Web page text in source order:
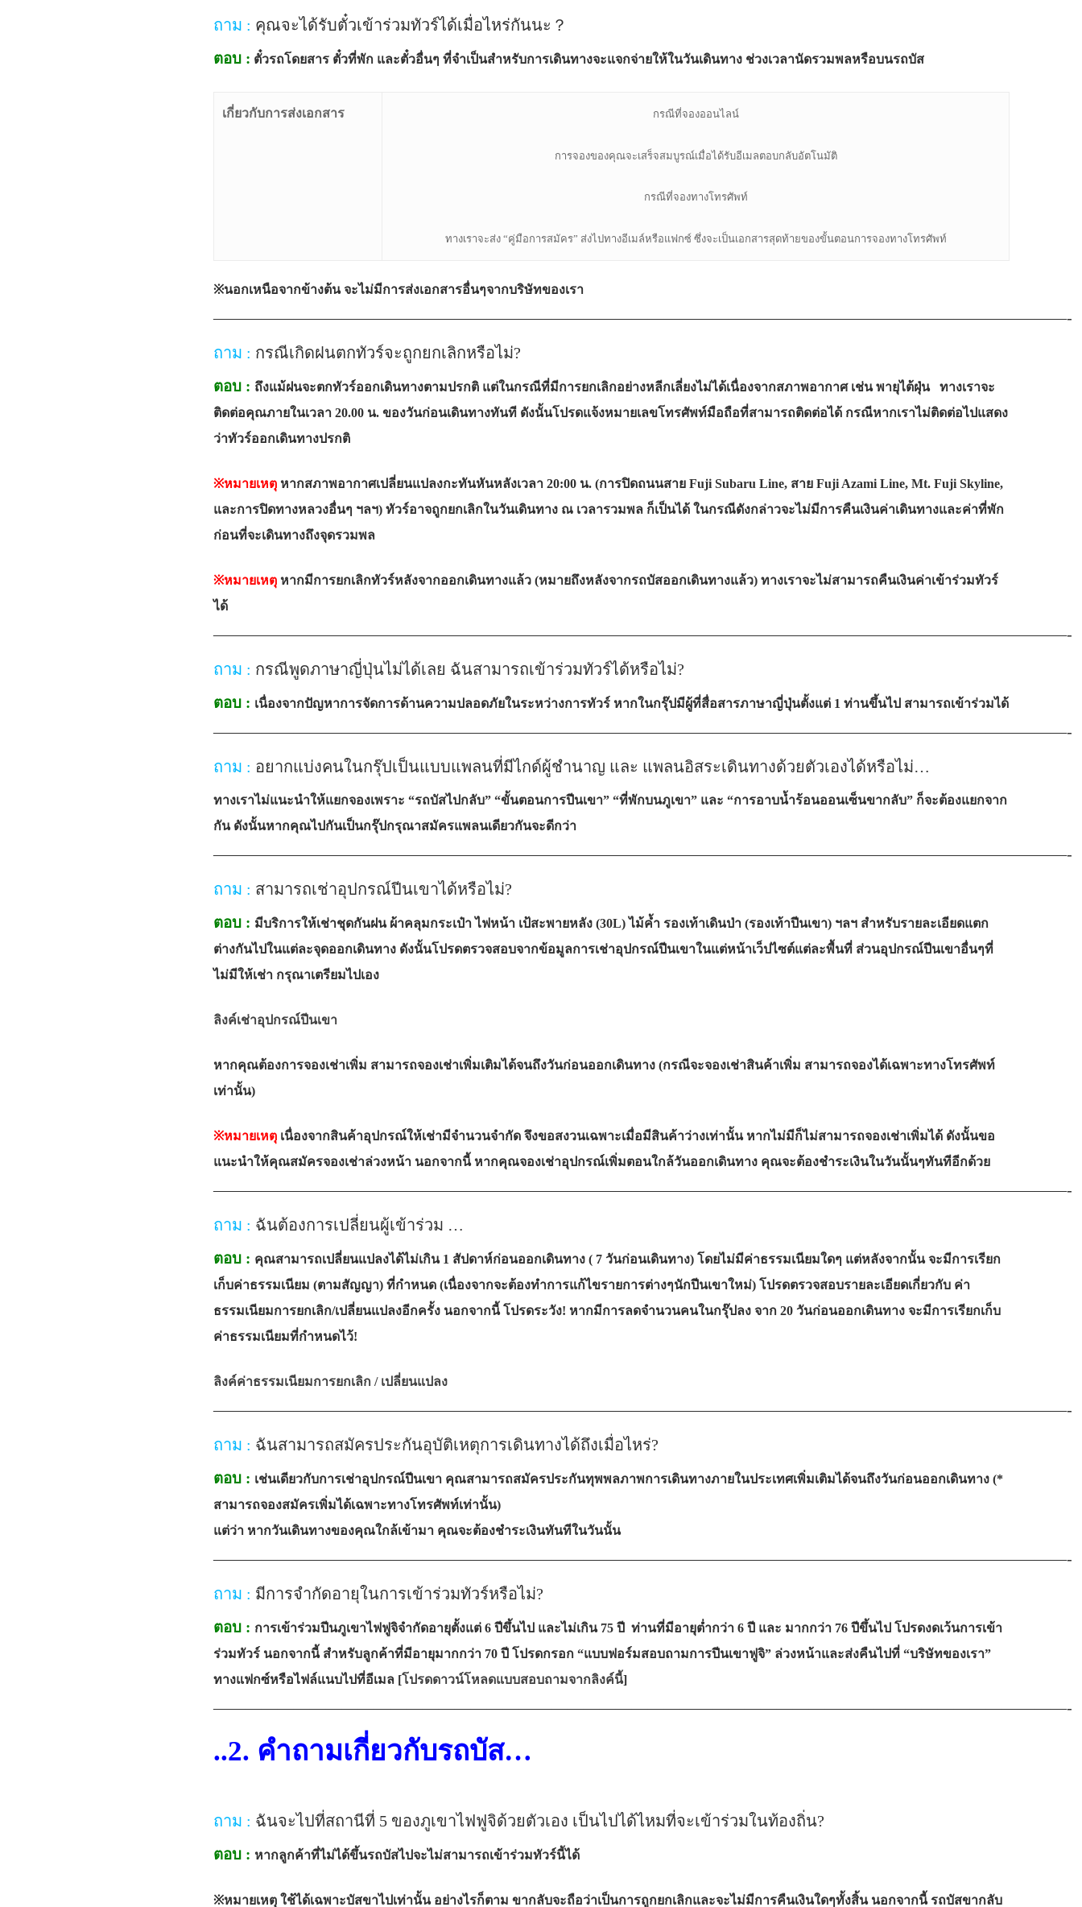
ถาม : คุณจะได้รับตั๋วเข้าร่วมทัวร์ได้เมื่อไหร่กันนะ？
ตอบ : ตั๋วรถโดยสาร ตั๋วที่พัก และตั๋วอื่นๆ ที่จำเป็นสำหรับการเดินทางจะแจกจ่ายให้ในวันเดินทาง ช่วงเวลานัดรวมพลหรือบนรถบัส
เกี่ยวกับการส่งเอกสาร กรณีที่จองออนไลน์
การจองของคุณจะเสร็จสมบูรณ์เมื่อได้รับอีเมลตอบกลับอัตโนมัติ
กรณีที่จองทางโทรศัพท์
ทางเราจะส่ง “คู่มือการสมัคร” ส่งไปทางอีเมล์หรือแฟกซ์ ซึ่งจะเป็นเอกสารสุดท้ายของขั้นตอนการจองทางโทรศัพท์
※นอกเหนือจากข้างต้น จะไม่มีการส่งเอกสารอื่นๆจากบริษัทของเรา
—————————————————————————————————————————————————————-
ถาม : กรณีเกิดฝนตกทัวร์จะถูกยกเลิกหรือไม่?
ตอบ : ถึงแม้ฝนจะตกทัวร์ออกเดินทางตามปรกติ แต่ในกรณีที่มีการยกเลิกอย่างหลีกเลี่ยงไม่ได้เนื่องจากสภาพอากาศ เช่น พายุไต้ฝุ่น ทางเราจะ
ติดต่อคุณภายในเวลา 20.00 น. ของวันก่อนเดินทางทันที ดังนั้นโปรดแจ้งหมายเลขโทรศัพท์มือถือที่สามารถติดต่อได้ กรณีหากเราไม่ติดต่อไปแสดง
ว่าทัวร์ออกเดินทางปรกติ
※หมายเหตุ หากสภาพอากาศเปลี่ยนแปลงกะทันหันหลังเวลา 20:00 น. (การปิดถนนสาย Fuji Subaru Line, สาย Fuji Azami Line, Mt. Fuji Skyline,
และการปิดทางหลวงอื่นๆ ฯลฯ) ทัวร์อาจถูกยกเลิกในวันเดินทาง ณ เวลารวมพล ก็เป็นได้ ในกรณีดังกล่าวจะไม่มีการคืนเงินค่าเดินทางและค่าที่พัก
ก่อนที่จะเดินทางถึงจุดรวมพล
※หมายเหตุ หากมีการยกเลิกทัวร์หลังจากออกเดินทางแล้ว (หมายถึงหลังจากรถบัสออกเดินทางแล้ว) ทางเราจะไม่สามารถคืนเงินค่าเข้าร่วมทัวร์
ได้
—————————————————————————————————————————————————————-
ถาม : กรณีพูดภาษาญี่ปุ่นไม่ได้เลย ฉันสามารถเข้าร่วมทัวร์ได้หรือไม่?
ตอบ : เนื่องจากปัญหาการจัดการด้านความปลอดภัยในระหว่างการทัวร์ หากในกรุ๊ปมีผู้ที่สื่อสารภาษาญี่ปุ่นตั้งแต่ 1 ท่านขึ้นไป สามารถเข้าร่วมได้
—————————————————————————————————————————————————————-
ถาม : อยากแบ่งคนในกรุ๊ปเป็นแบบแพลนที่มีไกด์ผู้ชำนาญ และ แพลนอิสระเดินทางด้วยตัวเองได้หรือไม่…
ทางเราไม่แนะนำให้แยกจองเพราะ “รถบัสไปกลับ” “ขั้นตอนการปีนเขา” “ที่พักบนภูเขา” และ “การอาบน้ำร้อนออนเซ็นขากลับ” ก็จะต้องแยกจาก
กัน ดังนั้นหากคุณไปกันเป็นกรุ๊ปกรุณาสมัครแพลนเดียวกันจะดีกว่า
—————————————————————————————————————————————————————-
ถาม : สามารถเช่าอุปกรณ์ปีนเขาได้หรือไม่?
ตอบ : มีบริการให้เช่าชุดกันฝน ผ้าคลุมกระเป๋า ไฟหน้า เป้สะพายหลัง (30L) ไม้ค้ำ รองเท้าเดินป่า (รองเท้าปีนเขา) ฯลฯ สำหรับรายละเอียดแตก
ต่างกันไปในแต่ละจุดออกเดินทาง ดังนั้นโปรดตรวจสอบจากข้อมูลการเช่าอุปกรณ์ปีนเขาในแต่หน้าเว็ปไซต์แต่ละพื้นที่ ส่วนอุปกรณ์ปีนเขาอื่นๆที่
ไม่มีให้เช่า กรุณาเตรียมไปเอง
ลิงค์เช่าอุปกรณ์ปีนเขา
หากคุณต้องการจองเช่าเพิ่ม สามารถจองเช่าเพิ่มเติมได้จนถึงวันก่อนออกเดินทาง (กรณีจะจองเช่าสินค้าเพิ่ม สามารถจองได้เฉพาะทางโทรศัพท์
เท่านั้น)
※หมายเหตุ เนื่องจากสินค้าอุปกรณ์ให้เช่ามีจำนวนจำกัด จึงขอสงวนเฉพาะเมื่อมีสินค้าว่างเท่านั้น หากไม่มีก็ไม่สามารถจองเช่าเพิ่มได้ ดังนั้นขอ
แนะนำให้คุณสมัครจองเช่าล่วงหน้า นอกจากนี้ หากคุณจองเช่าอุปกรณ์เพิ่มตอนใกล้วันออกเดินทาง คุณจะต้องชำระเงินในวันนั้นๆทันทีอีกด้วย
—————————————————————————————————————————————————————-
ถาม : ฉันต้องการเปลี่ยนผู้เข้าร่วม …
ตอบ : คุณสามารถเปลี่ยนแปลงได้ไม่เกิน 1 สัปดาห์ก่อนออกเดินทาง ( 7 วันก่อนเดินทาง) โดยไม่มีค่าธรรมเนียมใดๆ แต่หลังจากนั้น จะมีการเรียก
เก็บค่าธรรมเนียม (ตามสัญญา) ที่กำหนด (เนื่องจากจะต้องทำการแก้ไขรายการต่างๆนักปีนเขาใหม่) โปรดตรวจสอบรายละเอียดเกี่ยวกับ ค่า
ธรรมเนียมการยกเลิก/เปลี่ยนแปลงอีกครั้ง นอกจากนี้ โปรดระวัง! หากมีการลดจำนวนคนในกรุ๊ปลง จาก 20 วันก่อนออกเดินทาง จะมีการเรียกเก็บ
ค่าธรรมเนียมที่กำหนดไว้!
ลิงค์ค่าธรรมเนียมการยกเลิก / เปลี่ยนแปลง
—————————————————————————————————————————————————————-
ถาม : ฉันสามารถสมัครประกันอุบัติเหตุการเดินทางได้ถึงเมื่อไหร่?
ตอบ : เช่นเดียวกับการเช่าอุปกรณ์ปีนเขา คุณสามารถสมัครประกันทุพพลภาพการเดินทางภายในประเทศเพิ่มเติมได้จนถึงวันก่อนออกเดินทาง (*
สามารถจองสมัครเพิ่มได้เฉพาะทางโทรศัพท์เท่านั้น)
แต่ว่า หากวันเดินทางของคุณใกล้เข้ามา คุณจะต้องชำระเงินทันทีในวันนั้น
—————————————————————————————————————————————————————-
ถาม : มีการจำกัดอายุในการเข้าร่วมทัวร์หรือไม่?
ตอบ : การเข้าร่วมปีนภูเขาไฟฟูจิจำกัดอายุตั้งแต่ 6 ปีขึ้นไป และไม่เกิน 75 ปี ท่านที่มีอายุต่ำกว่า 6 ปี และ มากกว่า 76 ปีขึ้นไป โปรดงดเว้นการเข้า
ร่วมทัวร์ นอกจากนี้ สำหรับลูกค้าที่มีอายุมากกว่า 70 ปี โปรดกรอก “แบบฟอร์มสอบถามการปีนเขาฟูจิ” ล่วงหน้าและส่งคืนไปที่ “บริษัทของเรา”
ทางแฟกซ์หรือไฟล์แนบไปที่อีเมล [โปรดดาวน์โหลดแบบสอบถามจากลิงค์นี้]
—————————————————————————————————————————————————————-
..2. คำถามเกี่ยวกับรถบัส…
ถาม : ฉันจะไปที่สถานีที่ 5 ของภูเขาไฟฟูจิด้วยตัวเอง เป็นไปได้ไหมที่จะเข้าร่วมในท้องถิ่น?
ตอบ : หากลูกค้าที่ไม่ได้ขึ้นรถบัสไปจะไม่สามารถเข้าร่วมทัวร์นี้ได้
※หมายเหตุ ใช้ได้เฉพาะบัสขาไปเท่านั้น อย่างไรก็ตาม ขากลับจะถือว่าเป็นการถูกยกเลิกและจะไม่มีการคืนเงินใดๆทั้งสิ้น นอกจากนี้ รถบัสขากลับ